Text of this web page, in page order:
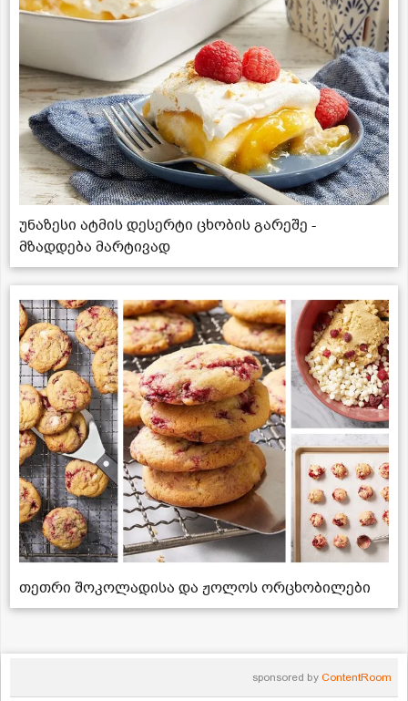
უნაზესი ატმის დესერტი ცხობის გარეშე -
მზადდება მარტივად
თეთრი შოკოლადისა და ჟოლოს ორცხობილები
sponsored by ContentRoom